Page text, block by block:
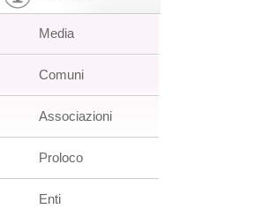
Media
Comuni
Associazioni
Proloco
Enti